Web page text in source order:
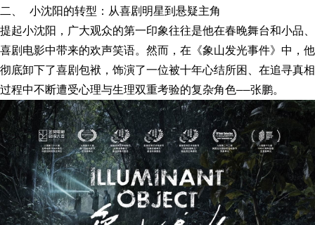
二、 小沈阳的转型：从喜剧明星到悬疑主角
提起小沈阳，广大观众的第一印象往往是他在春晚舞台和小品、
喜剧电影中带来的欢声笑语。然而，在《象山发光事件》中，他
彻底卸下了喜剧包袱，饰演了一位被十年心结所困、在追寻真相
过程中不断遭受心理与生理双重考验的复杂角色——张鹏。